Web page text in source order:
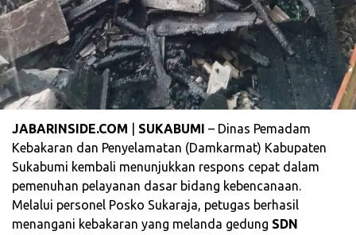
JABARINSIDE.COM SUKABUMI – Dinas Pemadam
Kebakaran dan Penyelamatan (Damkarmat) Kabupaten
Sukabumi kembali menunjukkan respons cepat dalam
pemenuhan pelayanan dasar bidang kebencanaan.
Melalui personel Posko Sukaraja, petugas berhasil
menangani kebakaran yang melanda gedung SDN